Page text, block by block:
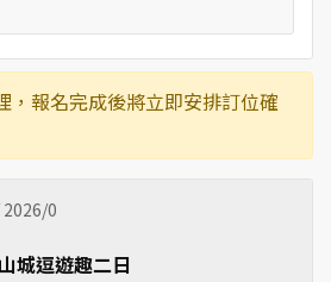
，報名完成後將立即安排訂位確
2026/0
城逗遊趣二日